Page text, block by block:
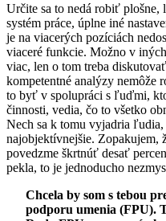
Určite sa to nedá robiť plošne,
systém práce, úplne iné
je na viacerých pozíciách
viaceré funkcie. Možno v
viac, len o tom treba
kompetentné analýzy
to byť v spolupráci s ľuďmi,
činnosti, vedia, čo to všetko
Nech sa k tomu vyjadria
najobjektívnejšie. Zopakujem,
povedzme škrtnúť desať
pekla, to je jednoducho
Chcela by som s tebou
podporu umenia (FPU).